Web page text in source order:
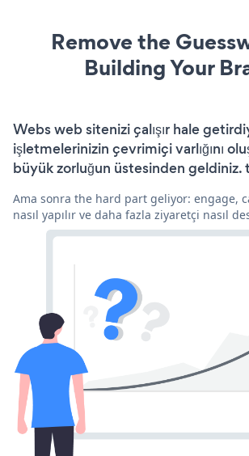
Remove the
Building Your
Webs web sitenizi çalışır hale
işletmelerinizin çevrimiçi varlığını
büyük zorluğun üstesinden geldiniz.
Ama sonra the hard part geliyor: engage,
nasıl yapılır ve daha fazla ziyaretçi nasıl